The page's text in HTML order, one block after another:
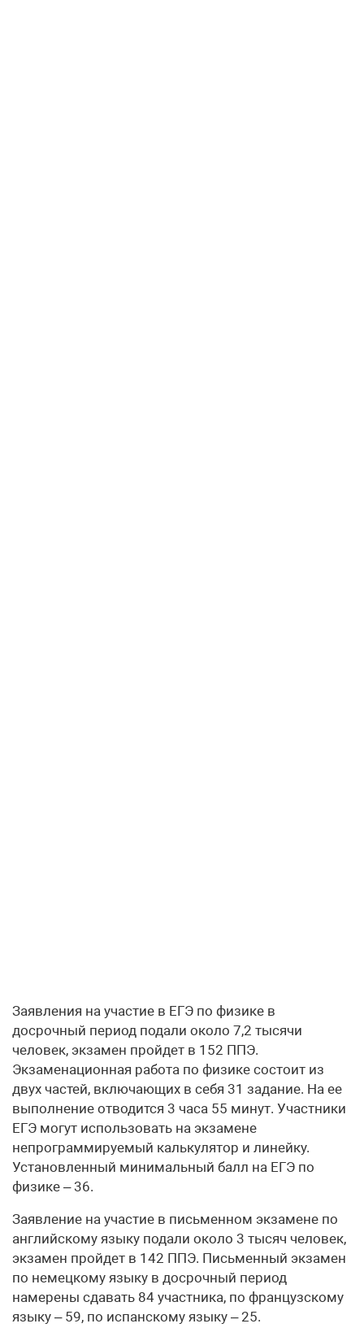
Заявления на участие в ЕГЭ по физике в
досрочный период подали около 7,2 тысячи
человек, экзамен пройдет в 152 ППЭ.
Экзаменационная работа по физике состоит из
двух частей, включающих в себя 31 задание. На ее
выполнение отводится 3 часа 55 минут. Участники
ЕГЭ могут использовать на экзамене
непрограммируемый калькулятор и линейку.
Установленный минимальный балл на ЕГЭ по
физике – 36.
Заявление на участие в письменном экзамене по
английскому языку подали около 3 тысяч человек,
экзамен пройдет в 142 ППЭ. Письменный экзамен
по немецкому языку в досрочный период
намерены сдавать 84 участника, по французскому
языку – 59, по испанскому языку – 25.